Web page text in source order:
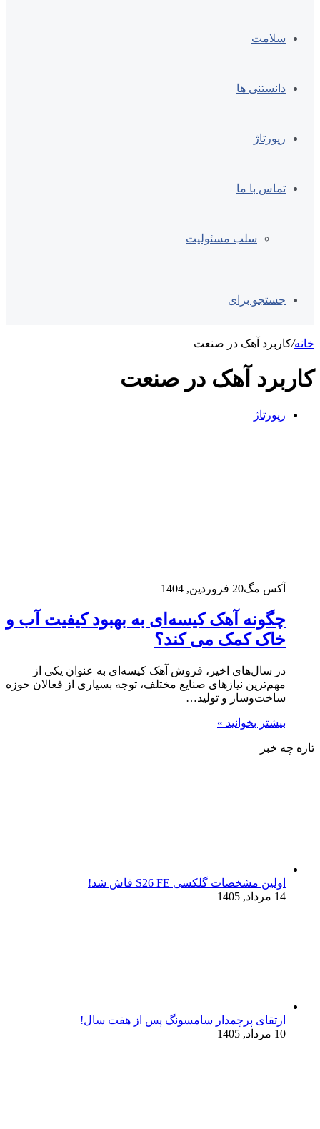
سلامت
دانستنی ها
رپورتاژ
تماس با ما
سلب مسئولیت
جستجو برای
خانه/کاربرد آهک در صنعت
کاربرد آهک در صنعت
رپورتاژ
آکس مگ20 فروردین, 1404
چگونه آهک کیسه‌ای به بهبود کیفیت آب و
خاک کمک می‌ کند؟
در سال‌های اخیر، فروش آهک کیسه‌ای به عنوان یکی از
مهم‌ترین نیازهای صنایع مختلف، توجه بسیاری از فعالان حوزه
ساخت‌وساز و تولید…
بیشتر بخوانید »
تازه چه خبر
اولین مشخصات گلکسی S26 FE فاش شد!
14 مرداد, 1405
ارتقای پرچمدار سامسونگ پس از هفت سال!
10 مرداد, 1405